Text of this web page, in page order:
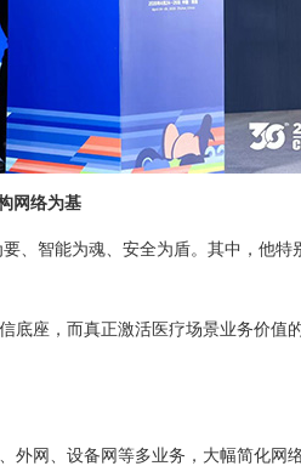
网络为基
、智能为魂、安全为盾。其中，他
座，而真正激活医疗场景业务价值
网、设备网等多业务，大幅简化网